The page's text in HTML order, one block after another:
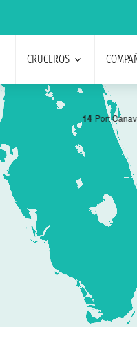
CRUCEROS
14 Port